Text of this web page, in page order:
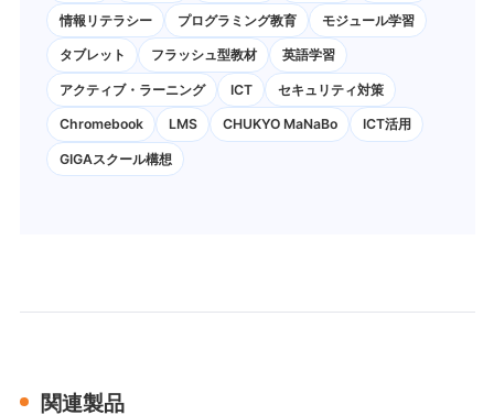
情報リテラシー プログラミング教育 モジュール学習
タブレット フラッシュ型教材 英語学習
アクティブ・ラーニング ICT セキュリティ対策
Chromebook LMS CHUKYO MaNaBo ICT活用
GIGAスクール構想
関連製品